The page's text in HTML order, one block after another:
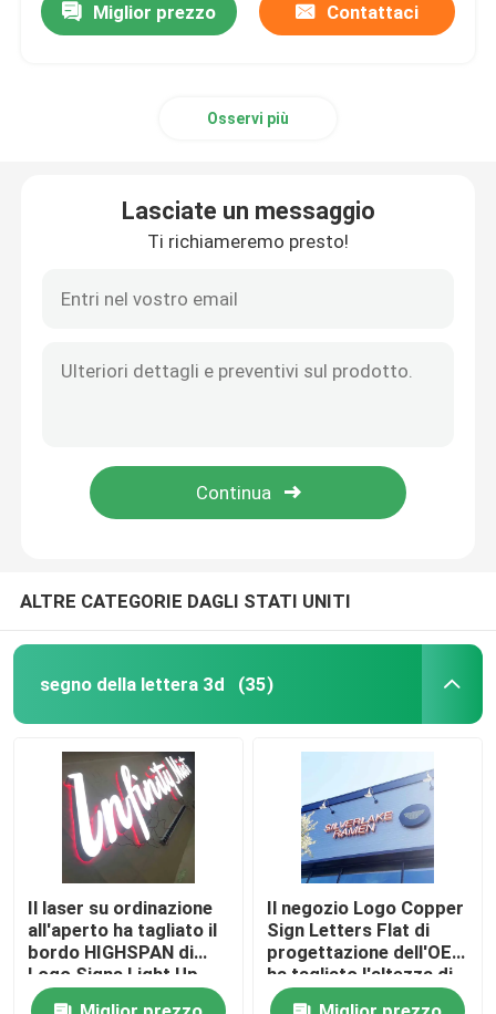
Casa
Prodotti
Circa noi
Miglior prezzo Contattaci
Osservi più
Lasciate un messaggio
Ti richiameremo presto!
ALTRE CATEGORIE DAGLI STATI UNITI
segno della lettera 3d (35)
Il laser su ordinazione
all'aperto ha tagliato il
bordo HIGHSPAN di
Logo Signs Light Up
Sign del metallo
Il negozio Logo Copper
Sign Letters Flat di
progettazione dell'OEM
ha tagliato l'altezza di
100cm - di 10cm